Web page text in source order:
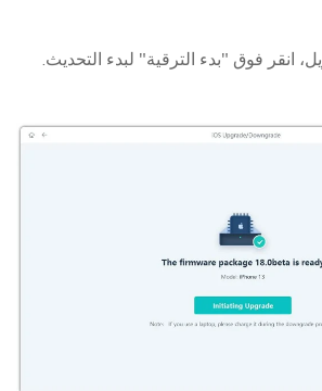
انقر فوق "بدء الترقية" لبدء التحديث.